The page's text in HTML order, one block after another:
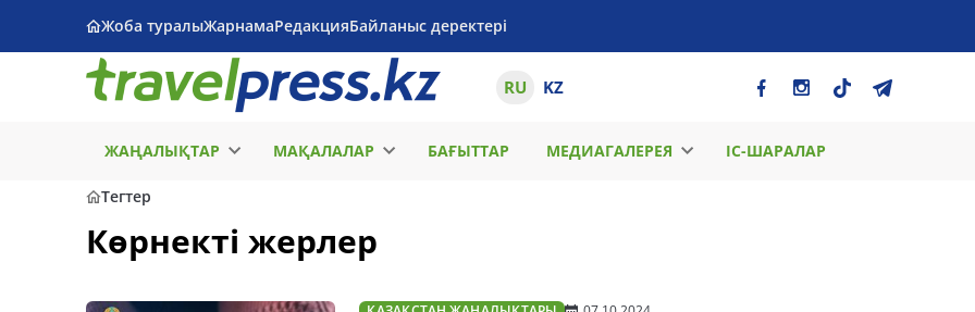
Жоба туралыЖарнамаРедакцияБайланыс деректері
RU KZ
ЖАҢАЛЫҚТАР МАҚАЛАЛАР БАҒЫТТАР МЕДИАГАЛЕРЕЯ ІС-ШАРАЛАР
Тегтер
Көрнекті жерлер